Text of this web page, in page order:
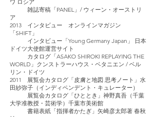
ワ ロシア
雑誌寄稿「PANEL」/ ウィーン・オーストリ
ア
2013 インタビュー オンラインマガジン
「SHIFT」
インタビュー「Young Germany Japan」 日本
ドイツ大使館運営サイト
カタログ「ASAKO SHIROKI REPLAYING THE
WORLD」クンストラーハウス・ベタニエン / ベル
リン・ドイツ
2011 展覧会カタログ「皮膚と地図 思考ノート」水
田紗弥子（インディペンデント・キュレーター）
展覧会カタログ「ひととき」神野真吾（千葉
大学准教授・芸術学）千葉市美術館
書籍表紙「指揮者かたぎ」矢崎彦太郎著 春秋